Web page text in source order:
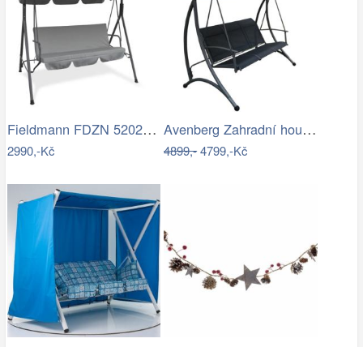
Fieldmann FDZN 5202 šedá
2990,-Kč
Avenberg Zahradní houpačka pro 3 osoby…
4899,-4799,-Kč